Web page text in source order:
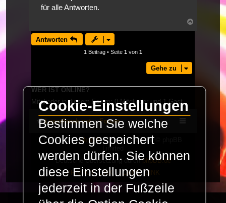
für alle Antworten.
Antworten
1 Beitrag • Seite 1 von 1
Gehe zu
WER IST ONLINE?
Mitglieder in diesem Forum: 0 Mitglieder und 1 Gast
LaserFreak.net Forum
Powered byphpBB® Forum Software © phpBB
Limited
Deutsche Übersetzung durchphpBB.de
PRIVACY_LINK
TERMS_LINK
Cookie-Einstellungen
Bestimmen Sie welche
Cookies gespeichert
werden dürfen. Sie können
diese Einstellungen
jederzeit in der Fußzeile